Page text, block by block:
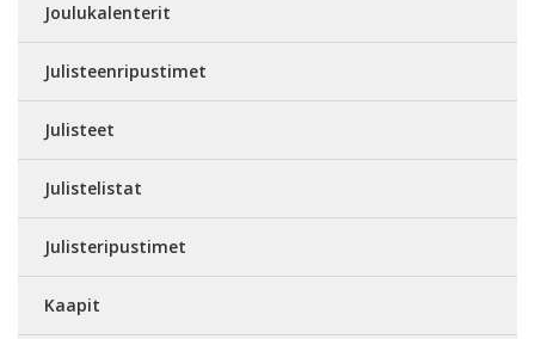
Joulukalenterit
Julisteenripustimet
Julisteet
Julistelistat
Julisteripustimet
Kaapit